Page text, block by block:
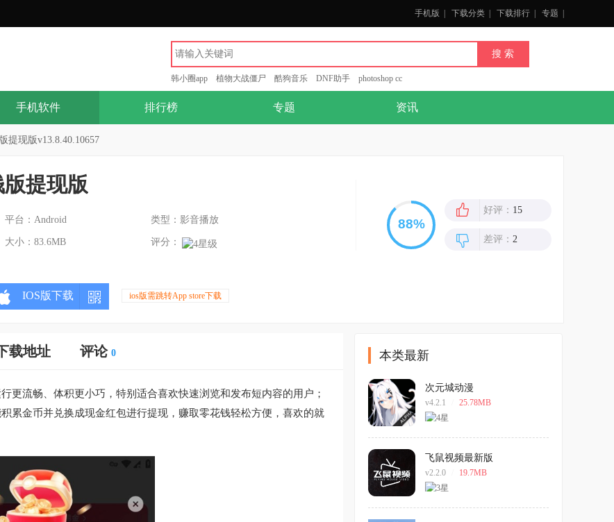
手机版 下载分类 下载排行 专题
韩小圈app 植物大战僵尸 酷狗音乐 DNF助手 photoshop cc
手机软件 排行榜 专题 资讯
提现版v13.8.40.10657
提现版
平台：Android 类型：影音播放
大小：83.6MB 评分：
IOS版下载 ios版需跳转App store下载
好评： 15
差评： 2
载地址 评论 0
更流畅、体积更小巧，特别适合喜欢快速浏览和发布短内容的用户；
累金币并兑换成现金红包进行提现，赚取零花钱轻松方便，喜欢的就
本类最新
次元城动漫
v4.2.1 25.78MB
飞鼠视频最新版
v2.2.0 19.7MB